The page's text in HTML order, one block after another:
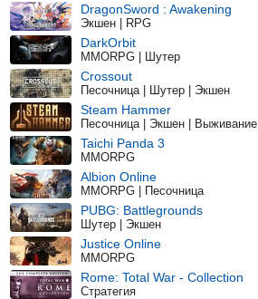
DragonSword : Awakening
Экшен | RPG
DarkOrbit
MMORPG | Шутер
Crossout
Песочница | Шутер | Экшен
Steam Hammer
Песочница | Экшен | Выживание
Taichi Panda 3
MMORPG
Albion Online
MMORPG | Песочница
PUBG: Battlegrounds
Шутер | Экшен
Justice Online
MMORPG
Rome: Total War - Collection
Стратегия